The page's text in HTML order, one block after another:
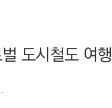
도시철도 여행